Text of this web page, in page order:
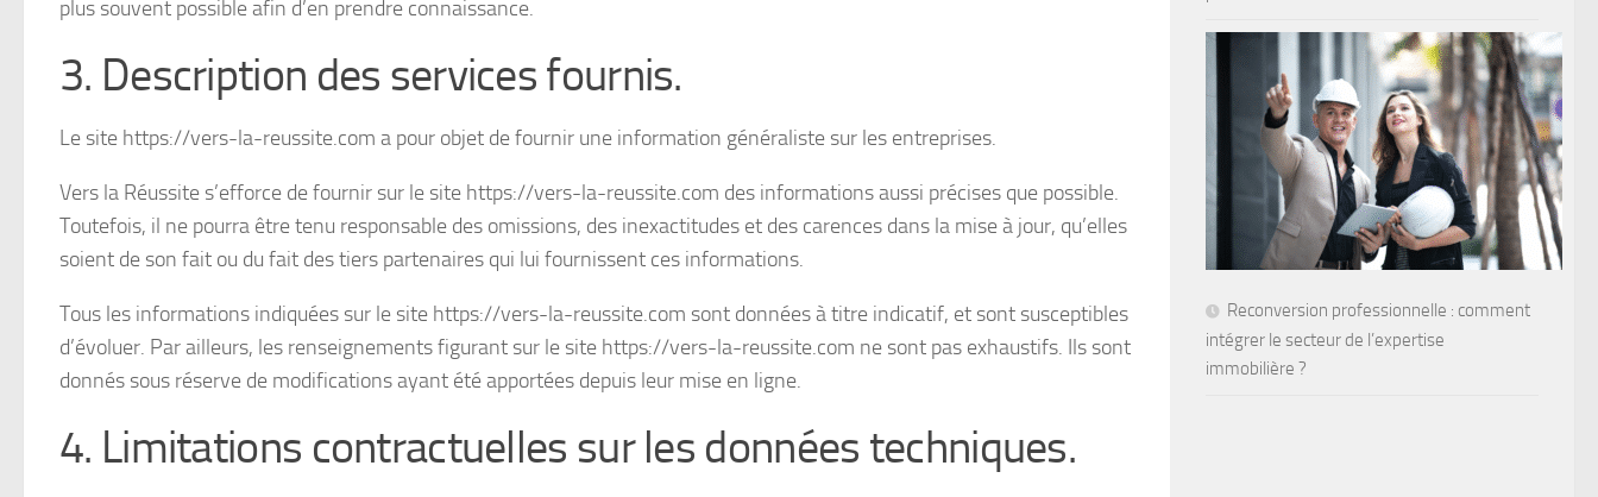
plus souvent possible afin d’en prendre connaissance.
3. Description des services fournis.
Le site https://vers-la-reussite.com a pour objet de fournir une information généraliste sur les entreprises.
Vers la Réussite s’efforce de fournir sur le site https://vers-la-reussite.com des informations aussi précises que possible.
Toutefois, il ne pourra être tenu responsable des omissions, des inexactitudes et des carences dans la mise à jour, qu’elles
soient de son fait ou du fait des tiers partenaires qui lui fournissent ces informations.
Tous les informations indiquées sur le site https://vers-la-reussite.com sont données à titre indicatif, et sont susceptibles
d’évoluer. Par ailleurs, les renseignements figurant sur le site https://vers-la-reussite.com ne sont pas exhaustifs. Ils sont
donnés sous réserve de modifications ayant été apportées depuis leur mise en ligne.
4. Limitations contractuelles sur les données techniques.
Reconversion professionnelle : comment
intégrer le secteur de l’expertise
immobilière ?